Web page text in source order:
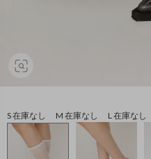
S 在庫なし M 在庫なし L 在庫なし